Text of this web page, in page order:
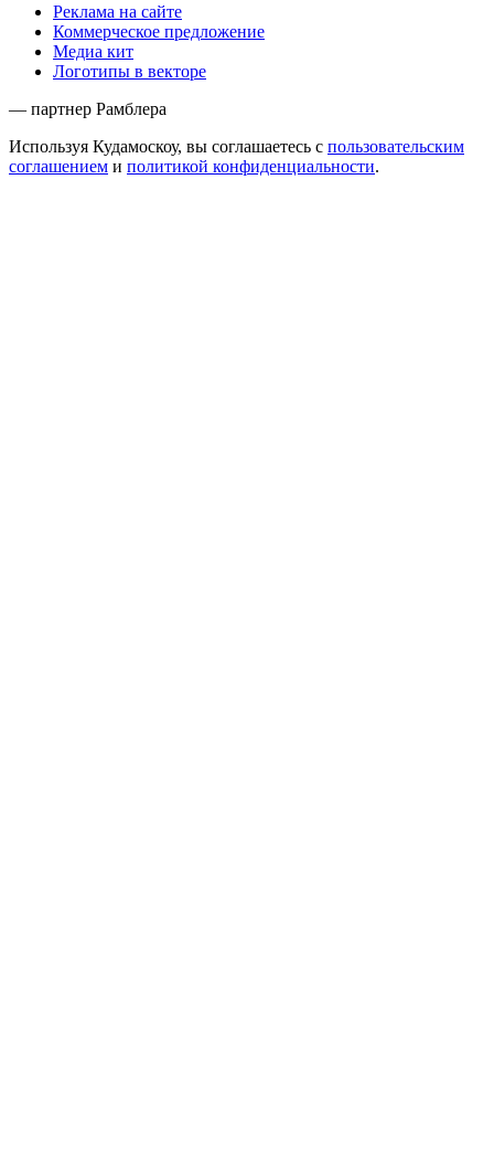
Реклама на сайте
Коммерческое предложение
Медиа кит
Логотипы в векторе
— партнер Рамблера
Используя Кудамоскоу, вы соглашаетесь с пользовательским
соглашением и политикой конфиденциальности.